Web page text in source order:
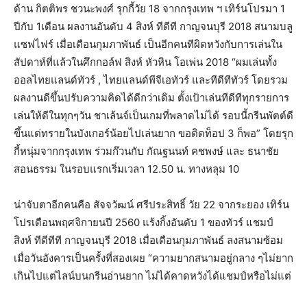
ด้าน กิตติพร ชวนะพงศ์ รุกกี้วัย 18 จากกรุงเทพ ฯ เทิร์นโปรมา 1
ปีกับ 1เดือน ผลงานอันดับ 4 สิงห์ ทีดีที กาญจนบุรี 2018 สนามบลู
แซฟไฟร์ เมื่อเดือนกุมภาพันธ์ เป็นอีกคนทีผิดหวังกับการเล่นใน
สัปดาห์ที่แล้วในศึกกอล์ฟ สิงห์ หัวหิน โอเพ่น 2018 “ผมเล่นทั้ง
ออลไทยแลนด์ทัวร์ , ไทยแลนด์พีจีเอทัวร์ และทีดีทีทัวร์ โดยรวม
ผลงานดีขึ้นปรับความคิดได้ดีกว่าเดิม ตั้งเป้าเล่นทีดีทีทุกรายการ
เล่นให้ดีในทุกๆวัน ชาเล้นจ์เป็นเกมที่พลาดไม่ได้ รอบนี้กรีนพัตต์ดี
ขึ้นแต่ทรายในบังเกอร์น้อยไปเล่นยาก ขอติดท็อป 3 ก็พอ” โดยรุก
กี้หนุ่มจากกรุงเทพ ร่วมก๊วนกับ กัณฐนนท์ คชพงษ์ และ ธนาชัย
สอนธรรม ในรอบแรกเริ่มเวลา 12.50 น. ทางหลุม 10
น่าจับตาอีกคนคือ สัจจวัฒน์ ศรีประสิทธิ์ วัย 22 จากระยอง เทิร์น
โปรเดือนพฤศจิกายนปี 2560 แร้งกิ้งอันดับ 1 ของทัวร์ แชมป์
สิงห์ ทีดีทีที กาญจนบุรี 2018 เมื่อเดือนกุมภาพันธ์ ลงสนามซ้อม
เมื่อวันอังคารเป็นครั้งที่สองเผย “ความยากสนามอยู่กลาง ๆไม่ยาก
เกินไปแต่ไลน์บนกรีนอ่านยาก ไม่ได้คาดหวังได้แชมป์หรือไม่แต่